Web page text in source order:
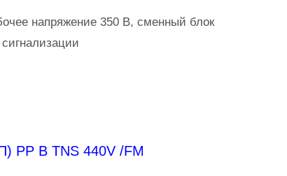
напряжение 350 В, сменный блок
PP B TNS 440V /FM